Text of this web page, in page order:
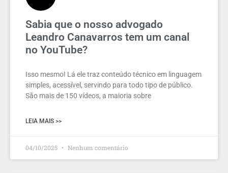
Sabia que o nosso advogado
Leandro Canavarros tem um canal
no YouTube?
Isso mesmo! Lá ele traz conteúdo técnico em linguagem
simples, acessível, servindo para todo tipo de público.
São mais de 150 vídeos, a maioria sobre
LEIA MAIS >>
04/10/2025 Nenhum comentário